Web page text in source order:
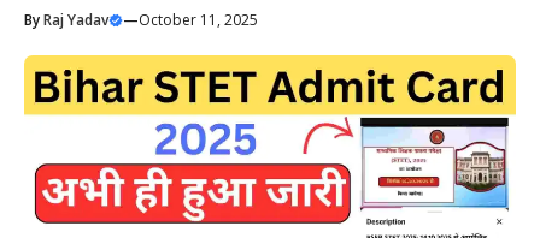
ByRaj Yadav —October 11, 2025